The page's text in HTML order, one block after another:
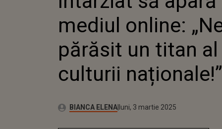
mediul online:
părăsit un titan al
culturii naționale!”
Autor:BIANCA ELENAPublicat:
duminică, 3 martie 2024
Actualizat:
luni, 3 martie 2025